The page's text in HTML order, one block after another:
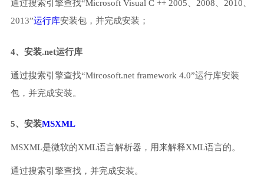
通过搜索引擎查找“Microsoft Visual C ++ 2005、2008、2010、
2013”运行库安装包，并完成安装；
4、安装.net运行库
通过搜索引擎查找“Mircosoft.net framework 4.0”运行库安装
包，并完成安装。
5、安装MSXML
MSXML是微软的XML语言解析器，用来解释XML语言的。
通过搜索引擎查找，并完成安装。